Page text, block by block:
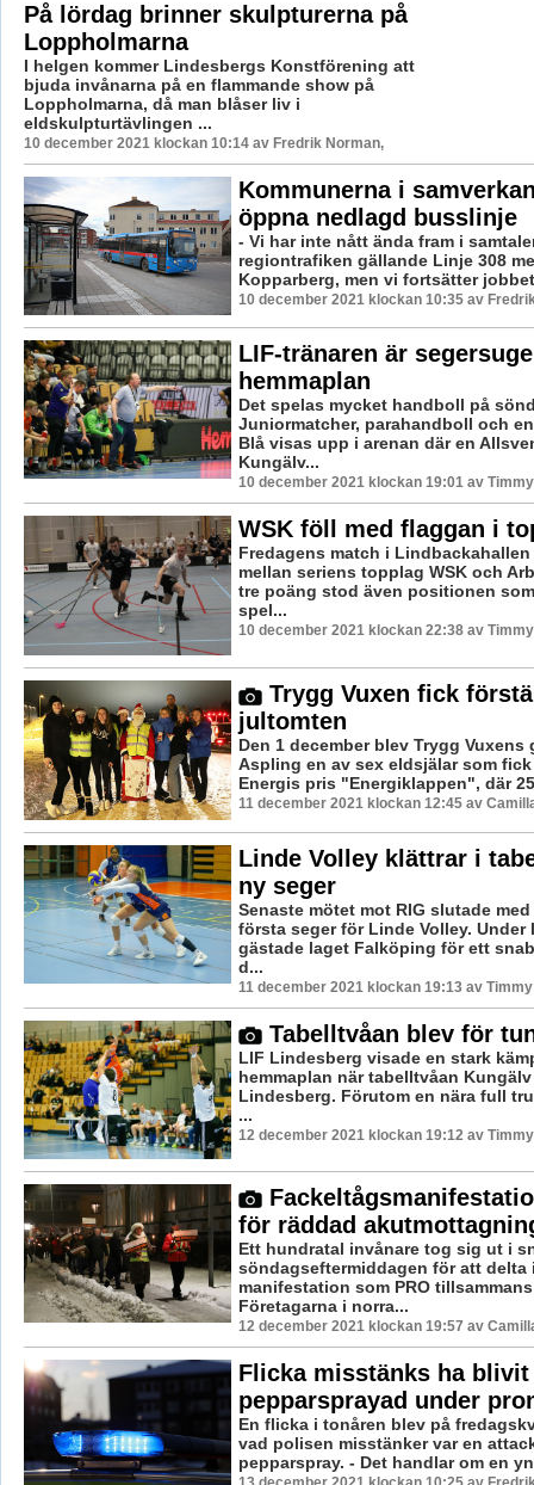
På lördag brinner skulpturerna på
Loppholmarna
I helgen kommer Lindesbergs Konstförening att
bjuda invånarna på en flammande show på
Loppholmarna, då man blåser liv i
eldskulpturtävlingen ...
10 december 2021 klockan 10:14 av Fredrik Norman,
Kommunerna i
öppna nedlagd busslinje
- Vi har inte nått ända fram i
regiontrafiken gällande Linje 308
Kopparberg, men vi fortsätter
10 december 2021 klockan 10:35 av
LIF-tränaren är
hemmaplan
Det spelas mycket handboll på
Juniormatcher, parahandboll och
Blå visas upp i arenan där en
Kungälv...
10 december 2021 klockan 19:01 av
WSK föll med flaggan i
Fredagens match i Lindbackahallen
mellan seriens topplag WSK och
tre poäng stod även positionen
spel...
10 december 2021 klockan 22:38 av
Trygg Vuxen fick
jultomten
Den 1 december blev Trygg Vuxens
Aspling en av sex eldsjälar som
Energis pris "Energiklappen", där
11 december 2021 klockan 12:45 av
Linde Volley klättrar i
ny seger
Senaste mötet mot RIG slutade
första seger för Linde Volley. Under
gästade laget Falköping för ett
d...
11 december 2021 klockan 19:13 av
Tabelltvåan blev för
LIF Lindesberg visade en stark
hemmaplan när tabelltvåan
Lindesberg. Förutom en nära full
...
12 december 2021 klockan 19:12 av
för räddad
Ett hundratal invånare tog sig ut i
söndagseftermiddagen för att delta
manifestation som PRO
Företagarna i norra...
12 december 2021 klockan 19:57 av
Flicka misstänks ha blivit
pepparsprayad under
En flicka i tonåren blev på
vad polisen misstänker var en
pepparspray. - Det handlar om en